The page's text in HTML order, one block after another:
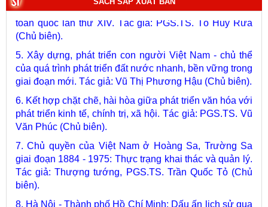
toàn quốc lần thứ XIV. Tác giả: PGS.TS. Tô Huy Rứa
(Chủ biên).
5. Xây dựng, phát triển con người Việt Nam - chủ thể
của quá trình phát triển đất nước nhanh, bền vững trong
giai đoạn mới. Tác giả: Vũ Thị Phương Hậu (Chủ biên).
6. Kết hợp chặt chẽ, hài hòa giữa phát triển văn hóa với
phát triển kinh tế, chính trị, xã hội. Tác giả: PGS.TS. Vũ
Văn Phúc (Chủ biên).
7. Chủ quyền của Việt Nam ở Hoàng Sa, Trường Sa
giai đoạn 1884 - 1975: Thực trạng khai thác và quản lý.
Tác giả: Thượng tướng, PGS.TS. Trần Quốc Tỏ (Chủ
biên).
8. Hà Nội - Thành phố Hồ Chí Minh: Dấu ấn lịch sử qua
từng khoảnh khắc (Song ngữ Việt - Anh). Tác giả: Tập